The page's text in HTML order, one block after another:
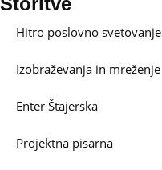
Hitro poslovno svetovanje
Izobraževanja in mreženje
Enter Štajerska
Projektna pisarna